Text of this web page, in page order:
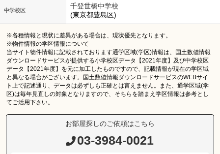
中学校区
千登世橋中学校
(東京都豊島区)
※各種情報と現状に差異がある場合は、現状優先となります。
※物件情報の学区情報について
当サイト物件情報に記載されております通学区域(学区)情報は、国土数値情報
ダウンロードサービスが提供する小学校区データ【2021年度】及び中学校区
データ【2021年度】を元に加工したものですので、記載情報が現在の学区域
と異なる場合がございます。国土数値情報ダウンロードサービスのWEBサイ
ト上で記述通り、データは必ずしも正確とは言えません。また、通学区域(学
区)は毎年見直しの対象となりますので、そちらを踏まえ学区情報は参考とし
てご活用下さい。
お部屋探しのご依頼はこちら
03-3984-0021